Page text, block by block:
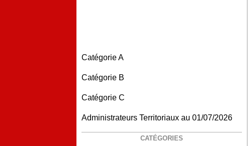
Catégorie A
Catégorie B
Catégorie C
Administrateurs Territoriaux au 01/07/2026
CATÉGORIES